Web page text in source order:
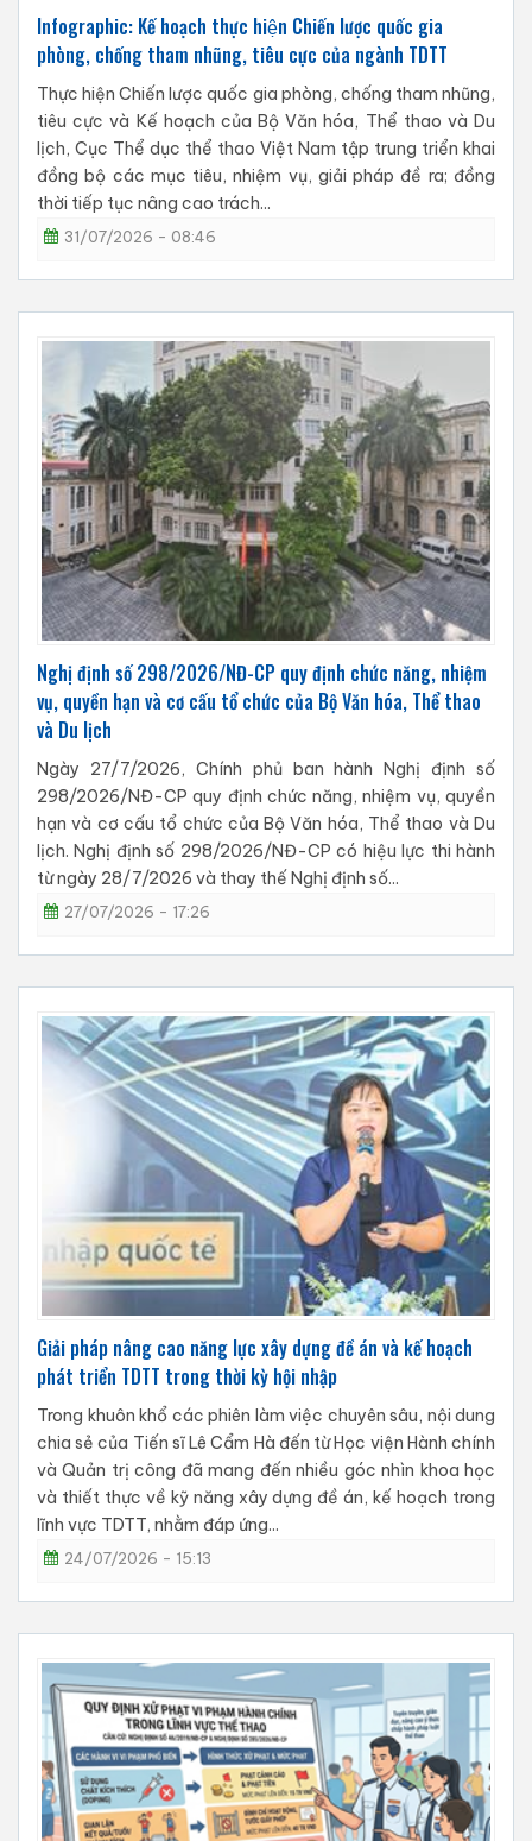
Infographic: Kế hoạch thực hiện Chiến lược quốc gia
phòng, chống tham nhũng, tiêu cực của ngành TDTT
Thực hiện Chiến lược quốc gia phòng, chống tham nhũng,
tiêu cực và Kế hoạch của Bộ Văn hóa, Thể thao và Du
lịch, Cục Thể dục thể thao Việt Nam tập trung triển khai
đồng bộ các mục tiêu, nhiệm vụ, giải pháp đề ra; đồng
thời tiếp tục nâng cao trách...
31/07/2026 - 08:46
Nghị định số 298/2026/NĐ-CP quy định chức năng, nhiệm
vụ, quyền hạn và cơ cấu tổ chức của Bộ Văn hóa, Thể thao
và Du lịch
Ngày 27/7/2026, Chính phủ ban hành Nghị định số
298/2026/NĐ-CP quy định chức năng, nhiệm vụ, quyền
hạn và cơ cấu tổ chức của Bộ Văn hóa, Thể thao và Du
lịch. Nghị định số 298/2026/NĐ-CP có hiệu lực thi hành
từ ngày 28/7/2026 và thay thế Nghị định số...
27/07/2026 - 17:26
Giải pháp nâng cao năng lực xây dựng đề án và kế hoạch
phát triển TDTT trong thời kỳ hội nhập
Trong khuôn khổ các phiên làm việc chuyên sâu, nội dung
chia sẻ của Tiến sĩ Lê Cẩm Hà đến từ Học viện Hành chính
và Quản trị công đã mang đến nhiều góc nhìn khoa học
và thiết thực về kỹ năng xây dựng đề án, kế hoạch trong
lĩnh vực TDTT, nhằm đáp ứng...
24/07/2026 - 15:13